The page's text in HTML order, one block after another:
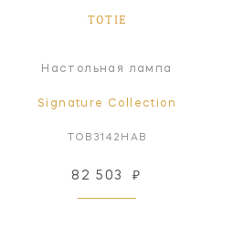
TOTIE
Настольная лампа
Signature Collection
TOB3142HAB
82 503 ₽